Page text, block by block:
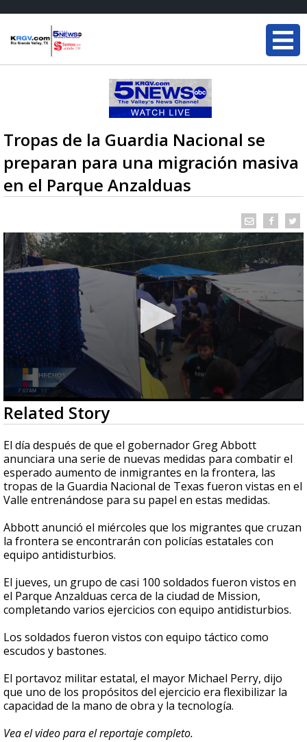
Tropas de la Guardia Nacional se
preparan para una migración masiva
en el Parque Anzalduas
0
seconds
of
1
minute,
47
seconds
Related Story
El día después de que el gobernador Greg Abbott
anunciara una serie de nuevas medidas para combatir el
esperado aumento de inmigrantes en la frontera, las
tropas de la Guardia Nacional de Texas fueron vistas en el
Valle entrenándose para su papel en estas medidas.
Abbott anunció el miércoles que los migrantes que cruzan
la frontera se encontrarán con policías estatales con
equipo antidisturbios.
El jueves, un grupo de casi 100 soldados fueron vistos en
el Parque Anzalduas cerca de la ciudad de Mission,
completando varios ejercicios con equipo antidisturbios.
Los soldados fueron vistos con equipo táctico como
escudos y bastones.
El portavoz militar estatal, el mayor Michael Perry, dijo
que uno de los propósitos del ejercicio era flexibilizar la
capacidad de la mano de obra y la tecnología.
Vea el video para el reportaje completo.